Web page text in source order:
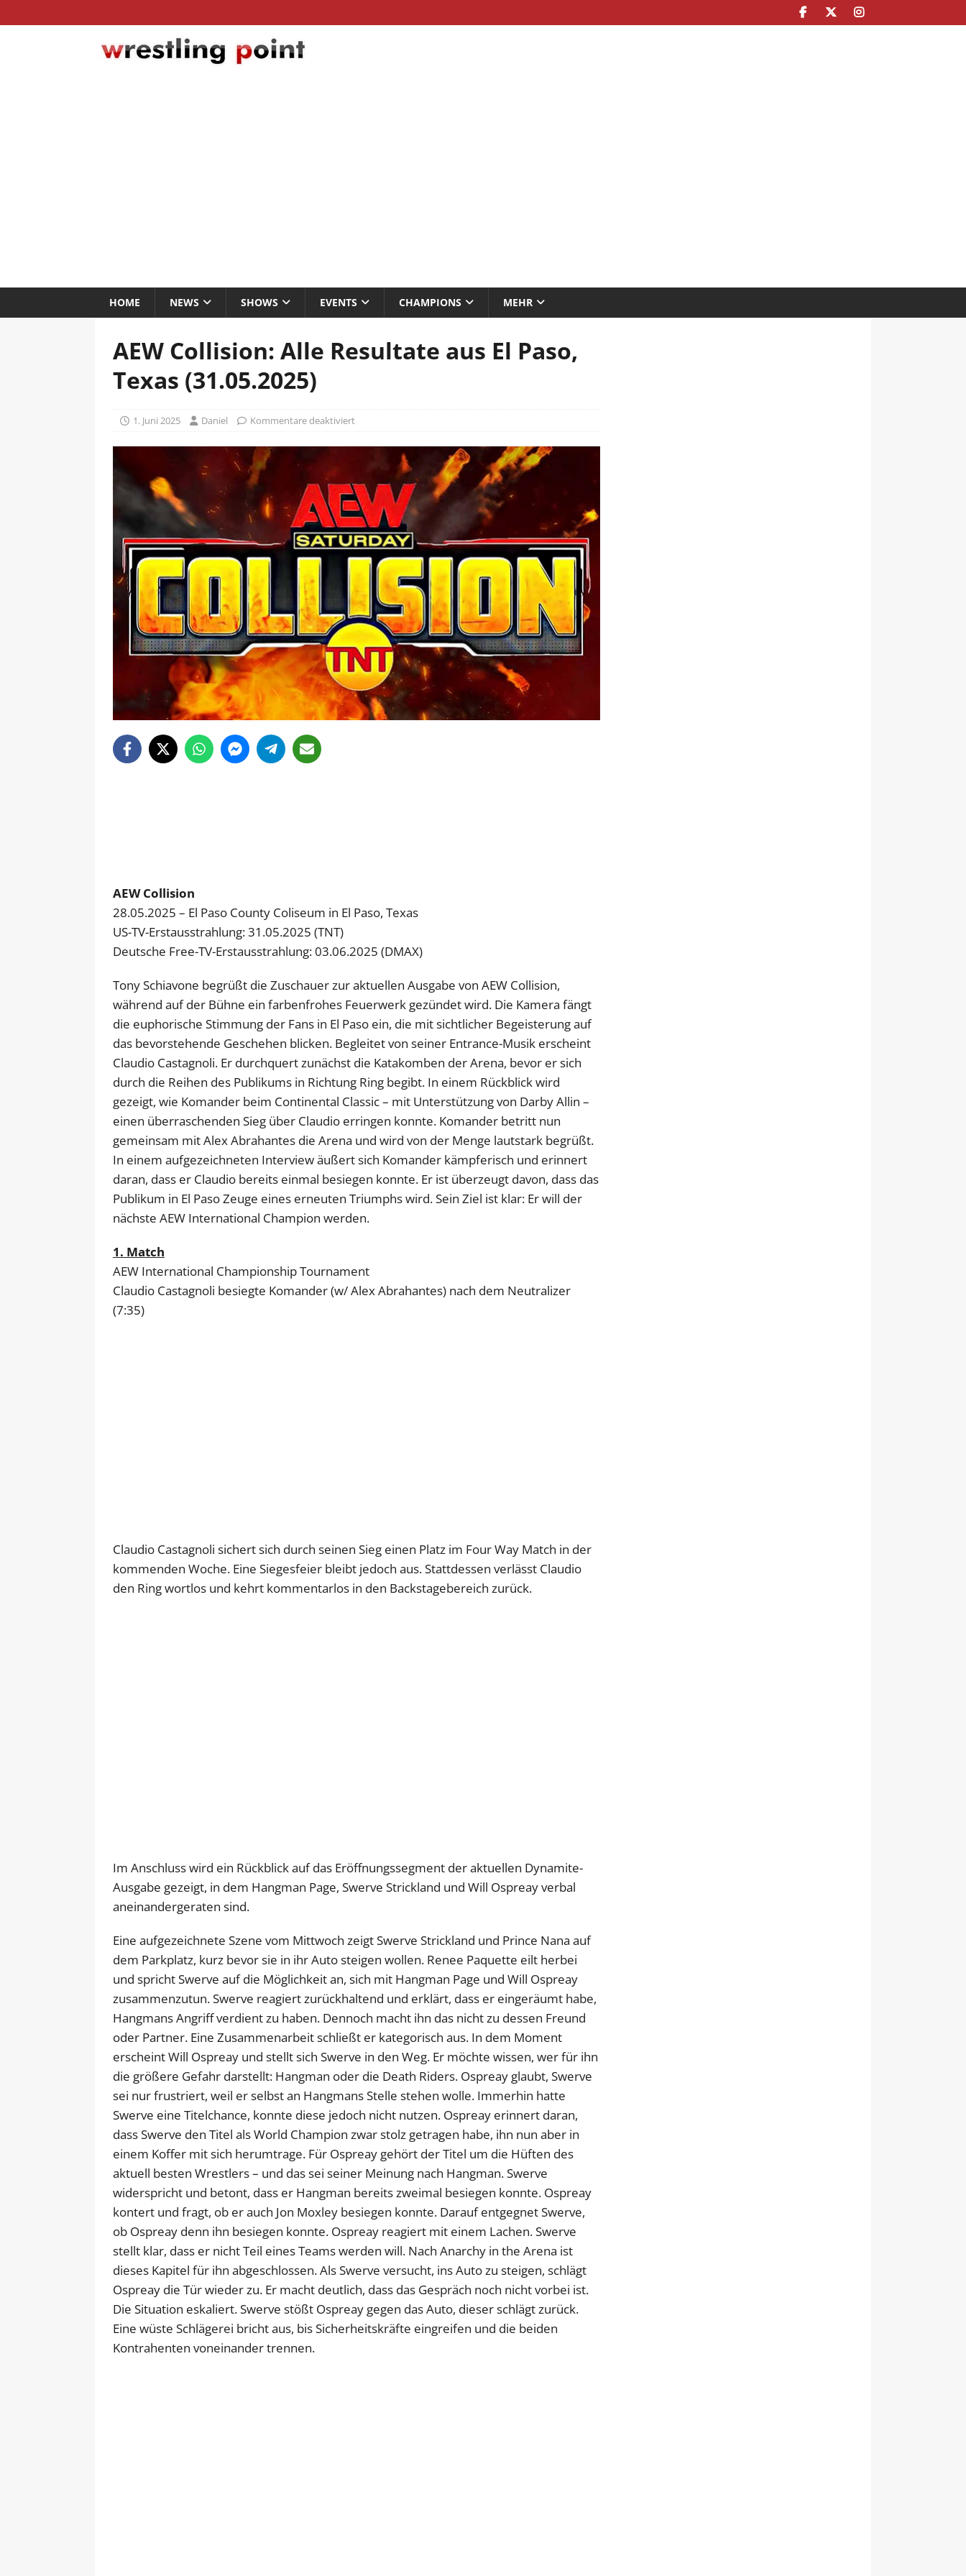
HOME NEWS SHOWS EVENTS CHAMPIONS MEHR
AEW Collision: Alle Resultate aus El Paso,
Texas (31.05.2025)
1. Juni 2025 Daniel Kommentare deaktiviert
AEW Collision
28.05.2025 – El Paso County Coliseum in El Paso, Texas
US-TV-Erstausstrahlung: 31.05.2025 (TNT)
Deutsche Free-TV-Erstausstrahlung: 03.06.2025 (DMAX)
Tony Schiavone begrüßt die Zuschauer zur aktuellen Ausgabe von AEW Collision,
während auf der Bühne ein farbenfrohes Feuerwerk gezündet wird. Die Kamera fängt
die euphorische Stimmung der Fans in El Paso ein, die mit sichtlicher Begeisterung auf
das bevorstehende Geschehen blicken. Begleitet von seiner Entrance-Musik erscheint
Claudio Castagnoli. Er durchquert zunächst die Katakomben der Arena, bevor er sich
durch die Reihen des Publikums in Richtung Ring begibt. In einem Rückblick wird
gezeigt, wie Komander beim Continental Classic – mit Unterstützung von Darby Allin –
einen überraschenden Sieg über Claudio erringen konnte. Komander betritt nun
gemeinsam mit Alex Abrahantes die Arena und wird von der Menge lautstark begrüßt.
In einem aufgezeichneten Interview äußert sich Komander kämpferisch und erinnert
daran, dass er Claudio bereits einmal besiegen konnte. Er ist überzeugt davon, dass das
Publikum in El Paso Zeuge eines erneuten Triumphs wird. Sein Ziel ist klar: Er will der
nächste AEW International Champion werden.
1. Match
AEW International Championship Tournament
Claudio Castagnoli besiegte Komander (w/ Alex Abrahantes) nach dem Neutralizer
(7:35)
Claudio Castagnoli sichert sich durch seinen Sieg einen Platz im Four Way Match in der
kommenden Woche. Eine Siegesfeier bleibt jedoch aus. Stattdessen verlässt Claudio
den Ring wortlos und kehrt kommentarlos in den Backstagebereich zurück.
Im Anschluss wird ein Rückblick auf das Eröffnungssegment der aktuellen Dynamite-
Ausgabe gezeigt, in dem Hangman Page, Swerve Strickland und Will Ospreay verbal
aneinandergeraten sind.
Eine aufgezeichnete Szene vom Mittwoch zeigt Swerve Strickland und Prince Nana auf
dem Parkplatz, kurz bevor sie in ihr Auto steigen wollen. Renee Paquette eilt herbei
und spricht Swerve auf die Möglichkeit an, sich mit Hangman Page und Will Ospreay
zusammenzutun. Swerve reagiert zurückhaltend und erklärt, dass er eingeräumt habe,
Hangmans Angriff verdient zu haben. Dennoch macht ihn das nicht zu dessen Freund
oder Partner. Eine Zusammenarbeit schließt er kategorisch aus. In dem Moment
erscheint Will Ospreay und stellt sich Swerve in den Weg. Er möchte wissen, wer für ihn
die größere Gefahr darstellt: Hangman oder die Death Riders. Ospreay glaubt, Swerve
sei nur frustriert, weil er selbst an Hangmans Stelle stehen wolle. Immerhin hatte
Swerve eine Titelchance, konnte diese jedoch nicht nutzen. Ospreay erinnert daran,
dass Swerve den Titel als World Champion zwar stolz getragen habe, ihn nun aber in
einem Koffer mit sich herumtrage. Für Ospreay gehört der Titel um die Hüften des
aktuell besten Wrestlers – und das sei seiner Meinung nach Hangman. Swerve
widerspricht und betont, dass er Hangman bereits zweimal besiegen konnte. Ospreay
kontert und fragt, ob er auch Jon Moxley besiegen konnte. Darauf entgegnet Swerve,
ob Ospreay denn ihn besiegen konnte. Ospreay reagiert mit einem Lachen. Swerve
stellt klar, dass er nicht Teil eines Teams werden will. Nach Anarchy in the Arena ist
dieses Kapitel für ihn abgeschlossen. Als Swerve versucht, ins Auto zu steigen, schlägt
Ospreay die Tür wieder zu. Er macht deutlich, dass das Gespräch noch nicht vorbei ist.
Die Situation eskaliert. Swerve stößt Ospreay gegen das Auto, dieser schlägt zurück.
Eine wüste Schlägerei bricht aus, bis Sicherheitskräfte eingreifen und die beiden
Kontrahenten voneinander trennen.